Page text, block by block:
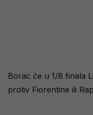
Borac će u 1/8 finala
protiv Fiorentine ili